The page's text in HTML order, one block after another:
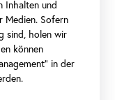
Besuch planen
Besuch planen
Besuch planen
Belvedere
Kussvon
Inhalten und
Medien. Sofern
sind, holen wir
können
in der